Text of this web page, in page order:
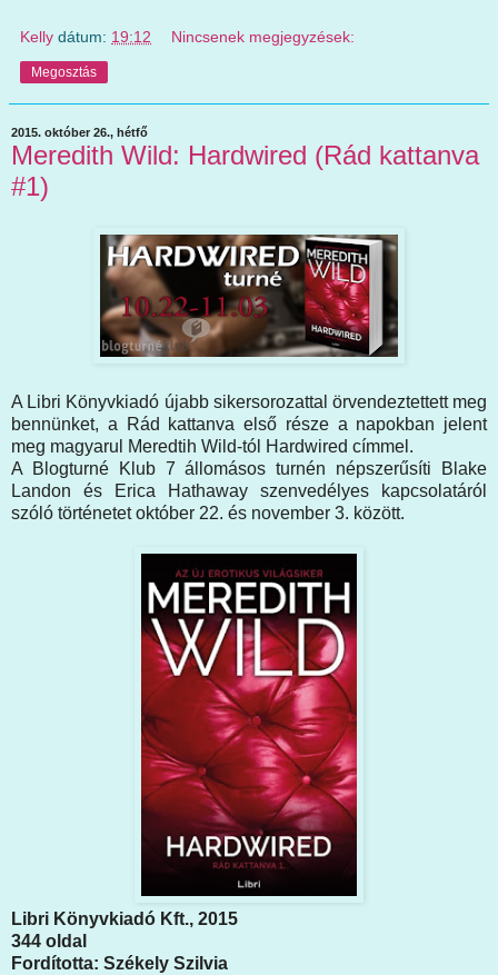
Kelly dátum: 19:12 Nincsenek megjegyzések:
Megosztás
2015. október 26., hétfő
Meredith Wild: Hardwired (Rád kattanva
#1)
A Libri Könyvkiadó újabb sikersorozattal örvendeztettett meg
bennünket, a Rád kattanva első része a napokban jelent
meg magyarul Meredtih Wild-tól Hardwired címmel.
A Blogturné Klub 7 állomásos turnén népszerűsíti Blake
Landon és Erica Hathaway szenvedélyes kapcsolatáról
szóló történetet október 22. és november 3. között.
Libri Könyvkiadó Kft., 2015
344 oldal
Fordította: Székely Szilvia